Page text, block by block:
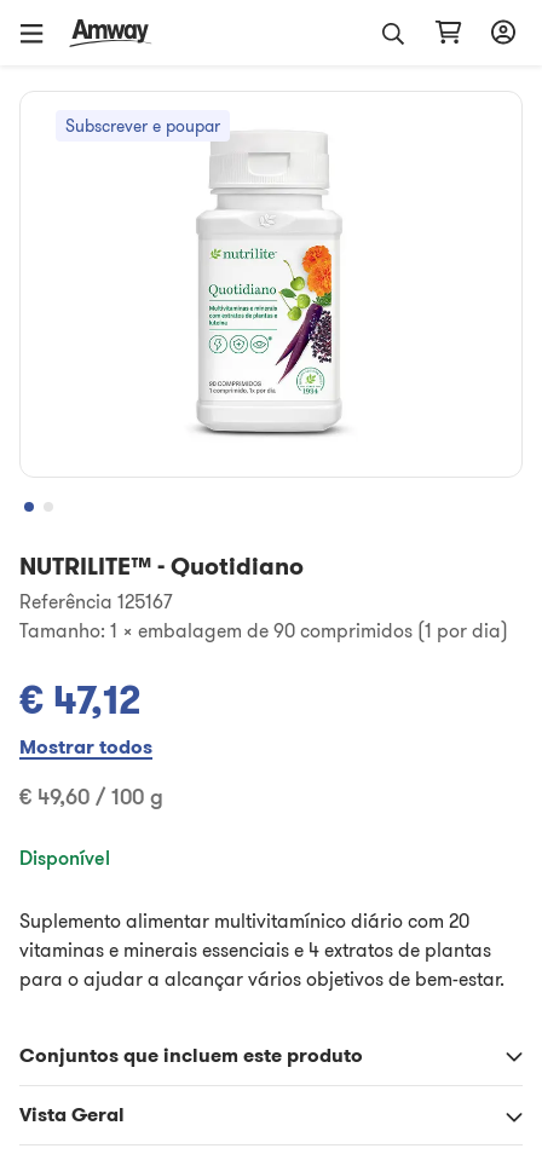
Subscrever e poupar
NUTRILITE™-Quotidiano
Referência 125167
Tamanho: 1 x embalagem de 90 comprimidos (1 por dia)
€ 47,12
Mostrar todos
€ 49,60 / 100 g
Disponível
Suplemento alimentar multivitamínico diário com 20
vitaminas e minerais essenciais e 4 extratos de plantas
para o ajudar a alcançar vários objetivos de bem-estar.
Conjuntos que incluem este produto
Vista Geral